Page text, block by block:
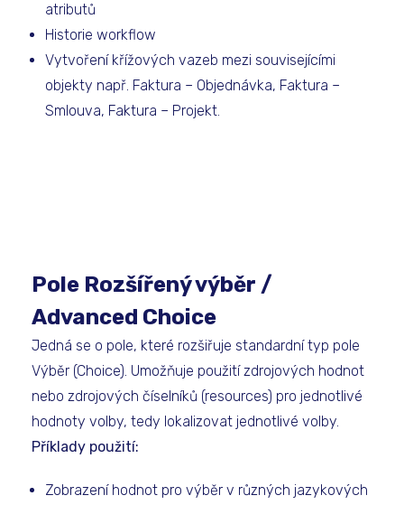
atributů
Historie workflow
Vytvoření křížových vazeb mezi souvisejícími
objekty např. Faktura – Objednávka, Faktura –
Smlouva, Faktura – Projekt.
Pole Rozšířený výběr /
Advanced Choice
Jedná se o pole, které rozšiřuje standardní typ pole
Výběr (Choice). Umožňuje použití zdrojových hodnot
nebo zdrojových číselníků (resources) pro jednotlivé
hodnoty volby, tedy lokalizovat jednotlivé volby.
Příklady použití:
Zobrazení hodnot pro výběr v různých jazykových